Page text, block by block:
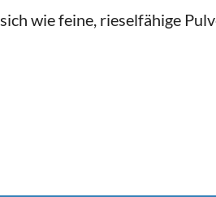
sich wie feine, rieselfähige